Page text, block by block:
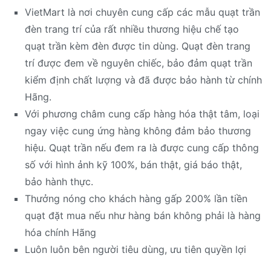
VietMart là nơi chuyên cung cấp các mẫu quạt trần
đèn trang trí của rất nhiều thương hiệu chế tạo
quạt trần kèm đèn được tin dùng. Quạt đèn trang
trí được đem về nguyên chiếc, bảo đảm quạt trần
kiểm định chất lượng và đã được bảo hành từ chính
Hãng.
Với phương châm cung cấp hàng hóa thật tâm, loại
ngay việc cung ứng hàng không đảm bảo thương
hiệu. Quạt trần nếu đem ra là được cung cấp thông
số với hình ảnh kỹ 100%, bán thật, giá báo thật,
bảo hành thực.
Thưởng nóng cho khách hàng gấp 200% lần tiền
quạt đặt mua nếu như hàng bán không phải là hàng
hóa chính Hãng
Luôn luôn bên người tiêu dùng, ưu tiên quyền lợi